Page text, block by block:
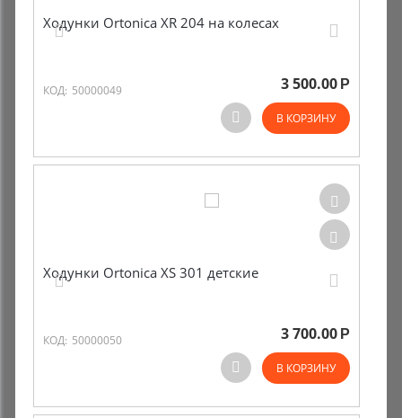
Ходунки Ortonica XR 204 на колесах
КОД: 50000049 3 500.00 Р
В КОРЗИНУ
Ходунки Ortonica XS 301 детские
КОД: 50000050 3 700.00 Р
В КОРЗИНУ